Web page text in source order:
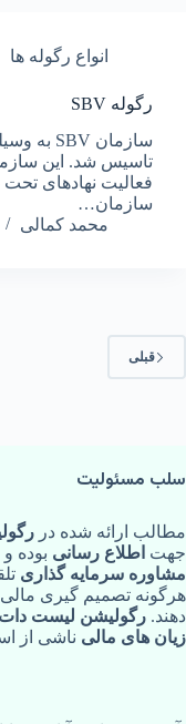
انواع رگوله ها
رگوله SBV
تاسیس شد. این
فعالیت نهادهای
سازمان…
محمد کمالی
قبلی
سلب مسئولیت
مطالب ارائه‌ شده در
جهت اطلاع‌ رسانی بوده و
مشاوره سرمایه‌ گذاری
هرگونه تصمیم‌ گیری
دهند. رگولیشن لیست
زیان‌ های مالی ناشی از